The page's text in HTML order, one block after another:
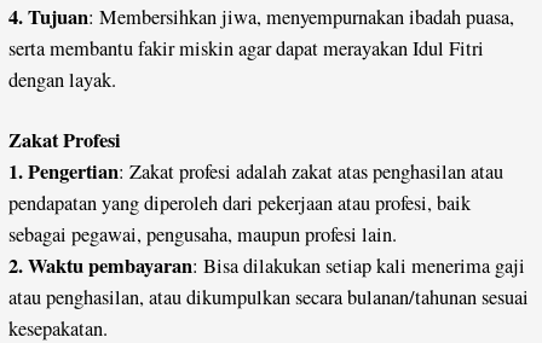
4. Tujuan: Membersihkan jiwa, menyempurnakan ibadah puasa,
serta membantu fakir miskin agar dapat merayakan Idul Fitri
dengan layak.
Zakat Profesi
1.Pengertian: Zakat profesi adalah zakat atas penghasilan atau
pendapatan yang diperoleh dari pekerjaan atau profesi, baik
sebagai pegawai, pengusaha, maupun profesi lain.
2. Waktu pembayaran: Bisa dilakukan setiap kali menerima gaji
atau penghasilan, atau dikumpulkan secara bulanan/tahunan sesuai
kesepakatan.